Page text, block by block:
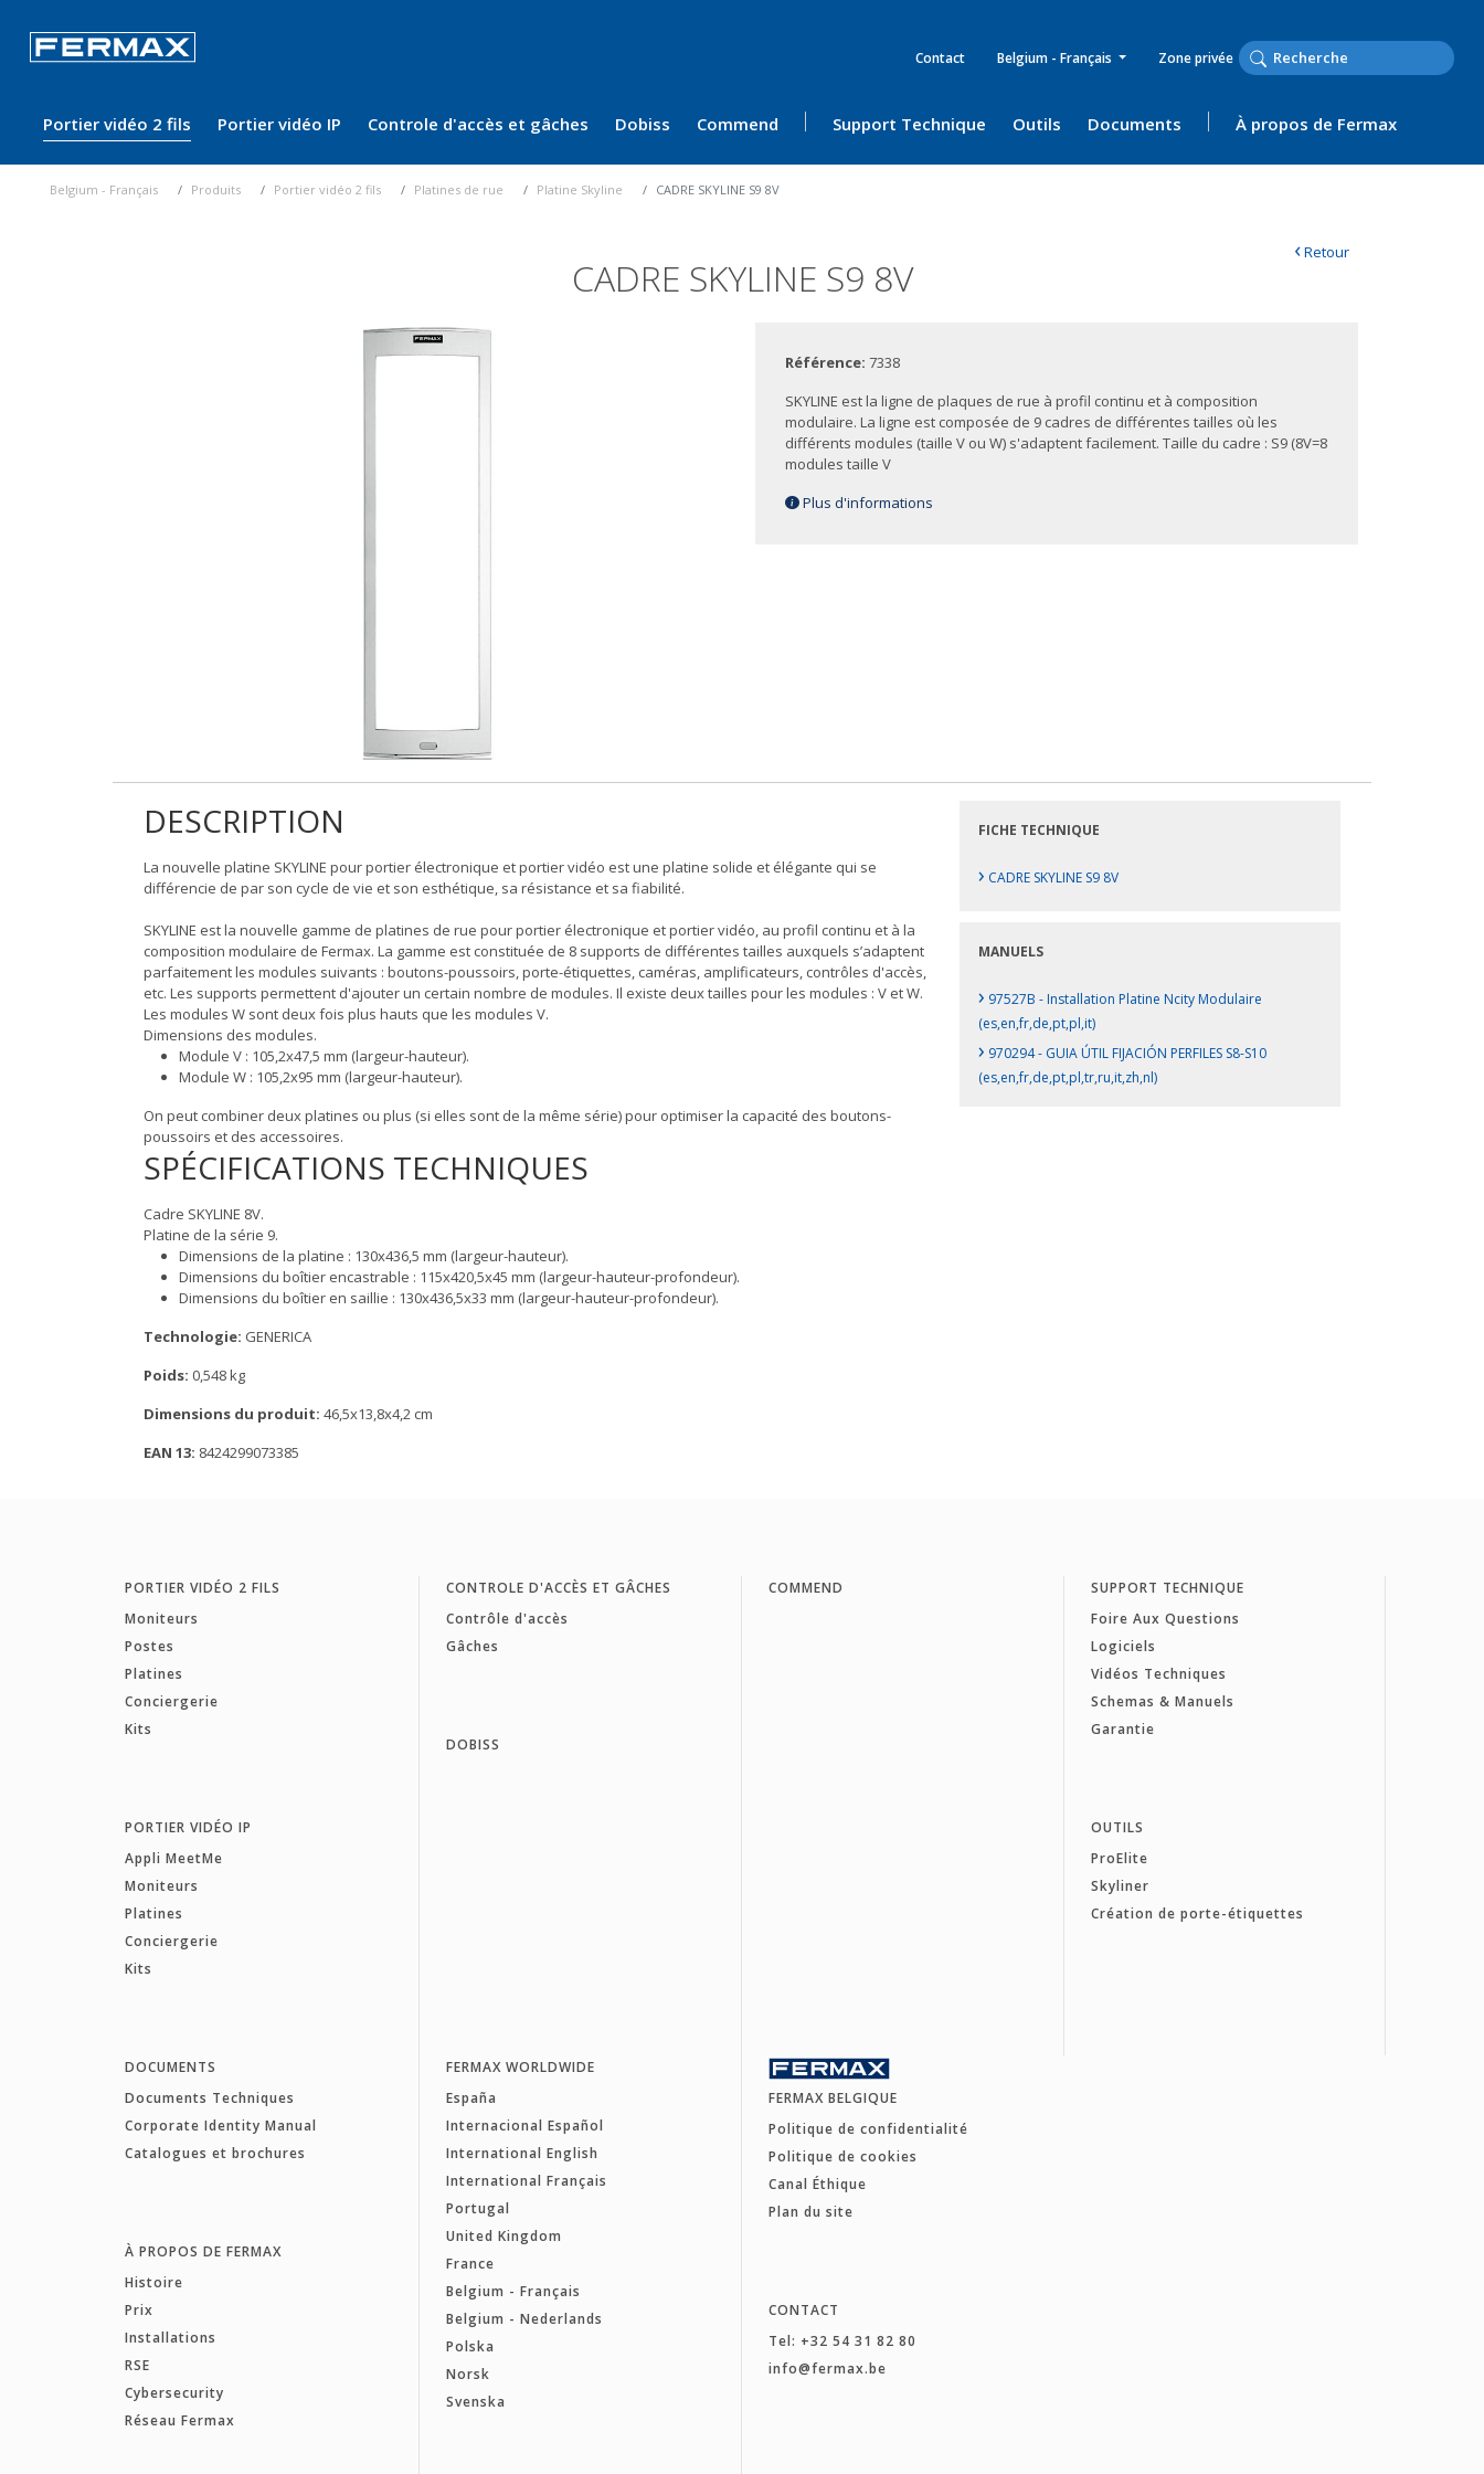
Contact Belgium - Français Zone privée
Portier vidéo 2 fils Portier vidéo IP Controle d'accès et gâches Dobiss Commend Support Technique Outils Documents À propos de Fermax
Belgium - Français Produits Portier vidéo 2 fils Platines de rue Platine Skyline CADRE SKYLINE S9 8V
CADRE SKYLINE S9 8V
‹Retour
Référence:7338
SKYLINE est la ligne de plaques de rue à profil continu et à composition
modulaire. La ligne est composée de 9 cadres de différentes tailles où les
différents modules (taille V ou W) s'adaptent facilement. Taille du cadre : S9 (8V=8
modules taille V
Plus d'informations
DESCRIPTION
La nouvelle platine SKYLINE pour portier électronique et portier vidéo est une platine solide et élégante qui se
différencie de par son cycle de vie et son esthétique, sa résistance et sa fiabilité.
SKYLINE est la nouvelle gamme de platines de rue pour portier électronique et portier vidéo, au profil continu et à la
composition modulaire de Fermax. La gamme est constituée de 8 supports de différentes tailles auxquels s’adaptent
parfaitement les modules suivants : boutons-poussoirs, porte-étiquettes, caméras, amplificateurs, contrôles d'accès,
etc. Les supports permettent d'ajouter un certain nombre de modules. Il existe deux tailles pour les modules : V et W.
Les modules W sont deux fois plus hauts que les modules V.
Dimensions des modules.
Module V : 105,2x47,5 mm (largeur-hauteur).
Module W : 105,2x95 mm (largeur-hauteur).
On peut combiner deux platines ou plus (si elles sont de la même série) pour optimiser la capacité des boutons-
poussoirs et des accessoires.
SPÉCIFICATIONS TECHNIQUES
Cadre SKYLINE 8V.
Platine de la série 9.
Dimensions de la platine : 130x436,5 mm (largeur-hauteur).
Dimensions du boîtier encastrable : 115x420,5x45 mm (largeur-hauteur-profondeur).
Dimensions du boîtier en saillie : 130x436,5x33 mm (largeur-hauteur-profondeur).
Technologie: GENERICA
Poids: 0,548 kg
Dimensions du produit: 46,5x13,8x4,2 cm
EAN 13: 8424299073385
FICHE TECHNIQUE
› CADRE SKYLINE S9 8V
MANUELS
› 97527B - Installation Platine Ncity Modulaire
(es,en,fr,de,pt,pl,it)
› 970294 - GUIA ÚTIL FIJACIÓN PERFILES S8-S10
(es,en,fr,de,pt,pl,tr,ru,it,zh,nl)
PORTIER VIDÉO 2 FILS
Moniteurs
Postes
Platines
Conciergerie
Kits
PORTIER VIDÉO IP
Appli MeetMe
Moniteurs
Platines
Conciergerie
Kits
CONTROLE D'ACCÈS ET GÂCHES
Contrôle d'accès
Gâches
DOBISS
COMMEND
SUPPORT TECHNIQUE
Foire Aux Questions
Logiciels
Vidéos Techniques
Schemas & Manuels
Garantie
OUTILS
ProElite
Skyliner
Création de porte-étiquettes
DOCUMENTS
Documents Techniques
Corporate Identity Manual
Catalogues et brochures
À PROPOS DE FERMAX
Histoire
Prix
Installations
RSE
Cybersecurity
Réseau Fermax
FERMAX WORLDWIDE
España
Internacional Español
International English
International Français
Portugal
United Kingdom
France
Belgium - Français
Belgium - Nederlands
Polska
Norsk
Svenska
FERMAX BELGIQUE
Politique de confidentialité
Politique de cookies
Canal Éthique
Plan du site
CONTACT
Tel: +32 54 31 82 80
info@fermax.be